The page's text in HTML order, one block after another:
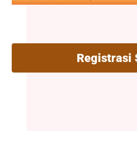
Registrasi